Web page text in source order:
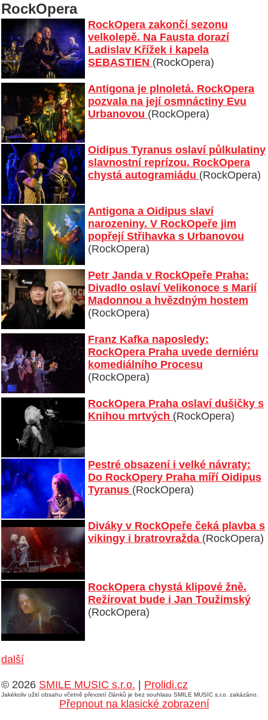
RockOpera
RockOpera zakončí sezonu
velkolepě. Na Fausta dorazí
Ladislav Křížek i kapela
SEBASTIEN (RockOpera)
Antigona je plnoletá. RockOpera
pozvala na její osmnáctiny Evu
Urbanovou (RockOpera)
Oidipus Tyranus oslaví půlkulatiny
slavnostní reprízou. RockOpera
chystá autogramiádu (RockOpera)
Antigona a Oidipus slaví
narozeniny. V RockOpeře jim
popřejí Střihavka s Urbanovou
(RockOpera)
Petr Janda v RockOpeře Praha:
Divadlo oslaví Velikonoce s Marií
Madonnou a hvězdným hostem
(RockOpera)
Franz Kafka naposledy:
RockOpera Praha uvede derniéru
komediálního Procesu
(RockOpera)
RockOpera Praha oslaví dušičky s
Knihou mrtvých (RockOpera)
Pestré obsazení i velké návraty:
Do RockOpery Praha míří Oidipus
Tyranus (RockOpera)
Diváky v RockOpeře čeká plavba s
vikingy i bratrovražda (RockOpera)
RockOpera chystá klipové žně.
Režírovat bude i Jan Toužimský
(RockOpera)
další
© 2026 SMILE MUSIC s.r.o. Prolidi.cz
Jakékoliv užití obsahu včetně převzetí článků je bez souhlasu SMILE MUSIC s.r.o. zakázáno.
Přepnout na klasické zobrazení